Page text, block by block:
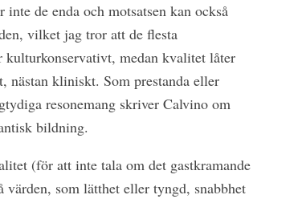
de enda och motsatsen kan också
vilket jag tror att de flesta
medan kvalitet låter
nästan kliniskt. Som prestanda eller
resonemang skriver Calvino om
bildning.
(för att inte tala om det gastkramande
som lätthet eller tyngd, snabbhet